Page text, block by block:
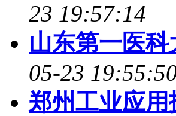
23 19:57:14
山东第一医
05-23
郑州工业应